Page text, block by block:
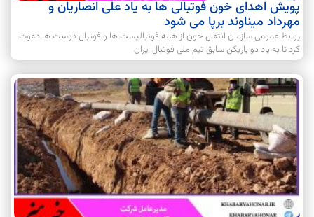
پویش اهدای خون فوتبالی ها به یاد علی انصاریان و
مهرداد میناوند برپا می شود
روابط عمومی سازمان انتقال خون از همه فوتبالیست ها و فوتبال دوست ها دعوت
کرد تا به یاد دو بازیکن سابق تیم ملی فوتبال ایران